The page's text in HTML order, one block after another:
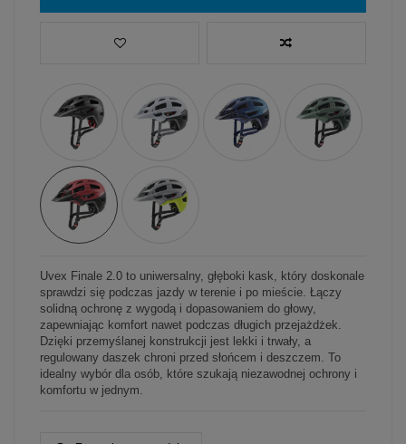
Uvex Finale 2.0 to uniwersalny, głęboki kask, który doskonale
sprawdzi się podczas jazdy w terenie i po mieście. Łączy
solidną ochronę z wygodą i dopasowaniem do głowy,
zapewniając komfort nawet podczas długich przejażdżek.
Dzięki przemyślanej konstrukcji jest lekki i trwały, a
regulowany daszek chroni przed słońcem i deszczem. To
idealny wybór dla osób, które szukają niezawodnej ochrony i
komfortu w jednym.